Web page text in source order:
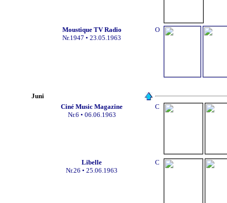
Moustique TV Radio
Nr.1947 • 23.05.1963
O
Juni
Ciné Music Magazine
Nr.6 • 06.06.1963
C
Libelle
Nr.26 • 25.06.1963
C